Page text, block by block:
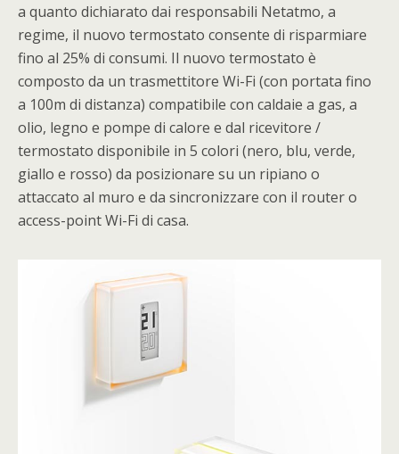
a quanto dichiarato dai responsabili Netatmo, a
regime, il nuovo termostato consente di risparmiare
fino al 25% di consumi. Il nuovo termostato è
composto da un trasmettitore Wi-Fi (con portata fino
a 100m di distanza) compatibile con caldaie a gas, a
olio, legno e pompe di calore e dal ricevitore /
termostato disponibile in 5 colori (nero, blu, verde,
giallo e rosso) da posizionare su un ripiano o
attaccato al muro e da sincronizzare con il router o
access-point Wi-Fi di casa.